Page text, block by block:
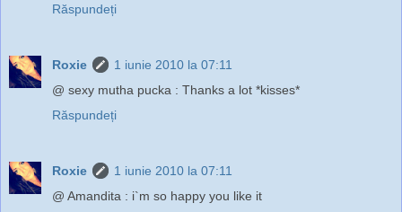
Răspundeți
Roxie
1 iunie 2010 la 07:11
@ sexy mutha pucka : Thanks a lot *kisses*
Răspundeți
Roxie
1 iunie 2010 la 07:11
@ Amandita : i`m so happy you like it